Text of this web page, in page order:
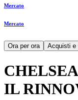
Mercato
Mercato
Ora per ora Acquisti e
IL